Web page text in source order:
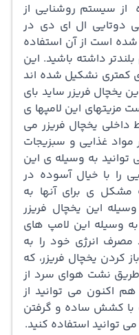
از سیستم روشنایی از
دوتایی ال ای دی در
است از آن استفاده
داشته باشید. این
کمتری نشکیل شده اند
یخچال فریزر ساید بای
مزیتهای این لامپها ی
داخلی یخچال فریزر می
غذایی و سبزیجات
به وسیله ی این
را با خیال آسوده در
مشکل ی برای آنها به
این یخچال فریزر
وسیله این لامپ های
انرژی خود را به
کردن یخچال فریزر، که
طریق نشت هوای سرد از
اکنون می توانید از
با کشش ساده و گرفتن
توانید استفاده کنید.